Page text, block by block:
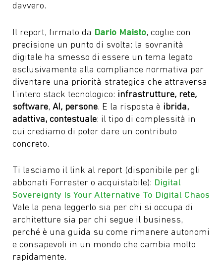
davvero.
Il report, firmato da Dario Maisto, coglie con
precisione un punto di svolta: la sovranità
digitale ha smesso di essere un tema legato
esclusivamente alla compliance normativa per
diventare una priorità strategica che attraversa
l’intero stack tecnologico: infrastrutture, rete,
software, AI , persone. E la risposta è ibrida,
adattiva, contestuale: il tipo di complessità in
cui crediamo di poter dare un contributo
concreto.
Ti lasciamo il link al report (disponibile per gli
abbonati Forrester o acquistabile): Digital
Sovereignty Is Your Alternative To Digital Chaos
Vale la pena leggerlo sia per chi si occupa di
architetture sia per chi segue il business,
perché è una guida su come rimanere autonomi
e consapevoli in un mondo che cambia molto
rapidamente.